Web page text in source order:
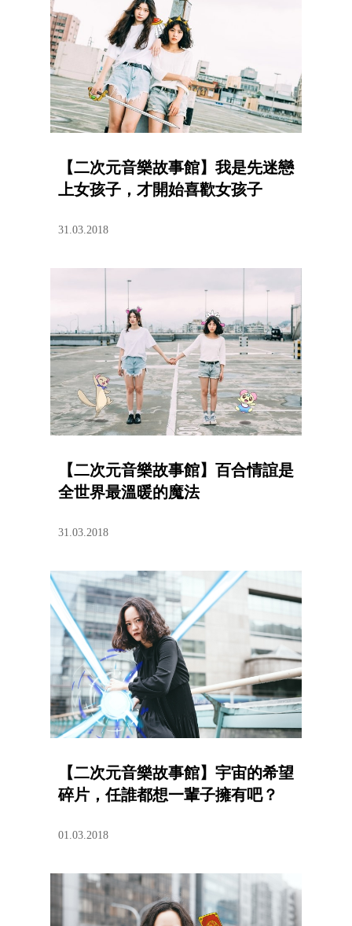
【二次元音樂故事館】我是先迷戀
上女孩子，才開始喜歡女孩子
31.03.2018
【二次元音樂故事館】百合情誼是
全世界最溫暖的魔法
31.03.2018
【二次元音樂故事館】宇宙的希望
碎片，任誰都想一輩子擁有吧？
01.03.2018